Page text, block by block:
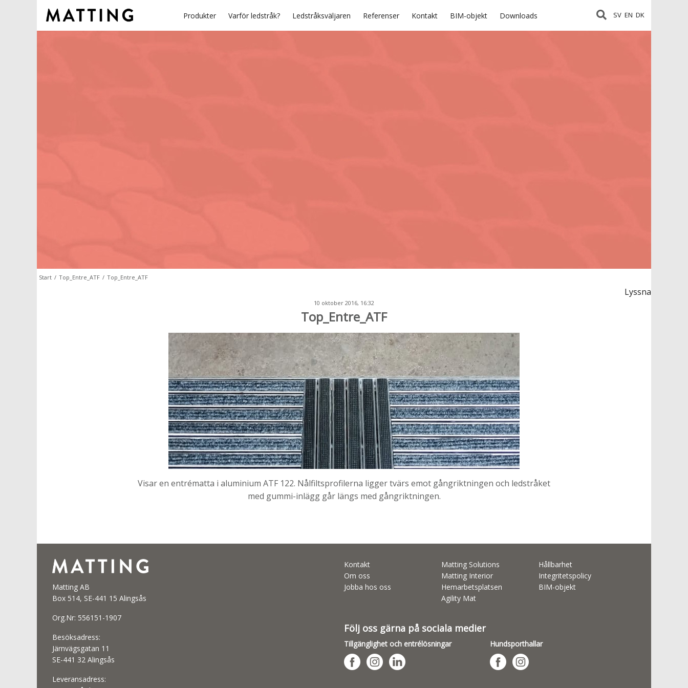
Produkter Varför ledstråk? Ledstråksväljaren Referenser Kontakt BIM-objekt Downloads SV EN DK
Start / Top_Entre_ATF / Top_Entre_ATF
Lyssna
10 oktober 2016, 16:32
Top_Entre_ATF
Visar en entrématta i aluminium ATF 122. Nålfiltsprofilerna ligger tvärs emot gångriktningen och ledstråket
med gummi-inlägg går längs med gångriktningen.
Matting AB
Box 514, SE-441 15 Alingsås
Org.Nr: 556151-1907
Besöksadress:
Järnvägsgatan 11
SE-441 32 Alingsås
Leveransadress:
Kontakt
Om oss
Jobba hos oss
Matting Solutions
Matting Interior
Hemarbetsplatsen
Agility Mat
Hållbarhet
Integritetspolicy
BIM-objekt
Följ oss gärna på sociala medier
Tillgänglighet och entrélösningar Hundsporthallar